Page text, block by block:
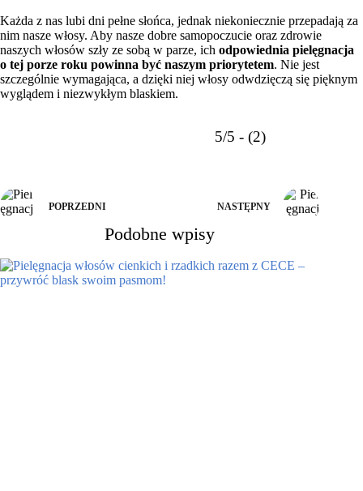
Każda z nas lubi dni pełne słońca, jednak niekoniecznie przepadają za
nim nasze włosy. Aby nasze dobre samopoczucie oraz zdrowie
naszych włosów szły ze sobą w parze, ich odpowiednia pielęgnacja
o tej porze roku powinna być naszym priorytetem. Nie jest
szczególnie wymagająca, a dzięki niej włosy odwdzięczą się pięknym
wyglądem i niezwykłym blaskiem.
5/5 - (2)
POPRZEDNI NASTĘPNY
Podobne wpisy